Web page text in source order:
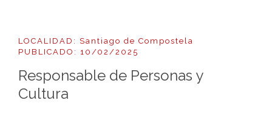
LOCALIDAD: Santiago de Compostela
PUBLICADO: 10/02/2025
Responsable de Personas y
Cultura